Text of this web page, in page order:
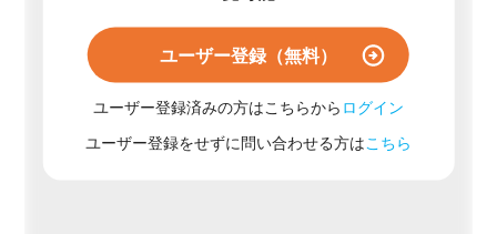
ユーザー登録（無料）
ユーザー登録済みの方はこちらから ログイン
ユーザー登録をせずに問い合わせる方はこちら